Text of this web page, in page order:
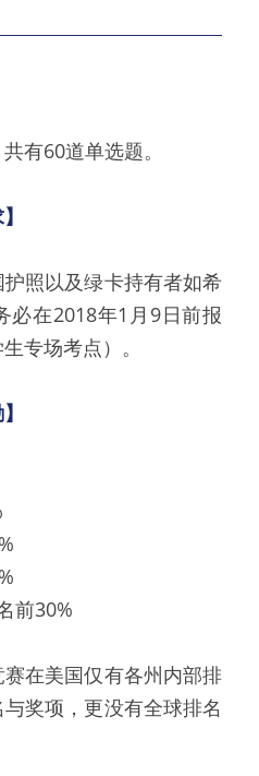
有60道单选题。
照以及绿卡持有者如希
必在2018年1月9日前报
专场考点）。
前30%
在美国仅有各州内部排
奖项，更没有全球排名